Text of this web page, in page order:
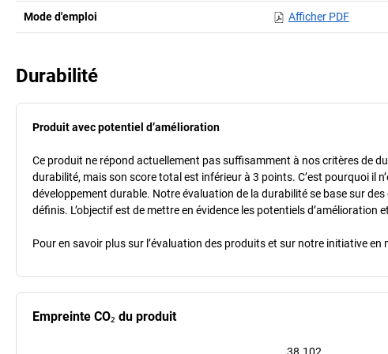
Mode d'emploi Afficher PDF
Durabilité
Produit avec potentiel d’amélioration
Ce produit ne répond actuellement pas suffisamment à nos critères de
durabilité, mais son score total est inférieur à 3 points. C’est pourquoi il
développement durable. Notre évaluation de la durabilité se base sur
définis. L’objectif est de mettre en évidence les potentiels
Pour en savoir plus sur l’évaluation des produits et sur notre initiative
Empreinte CO₂ du produit
38.102